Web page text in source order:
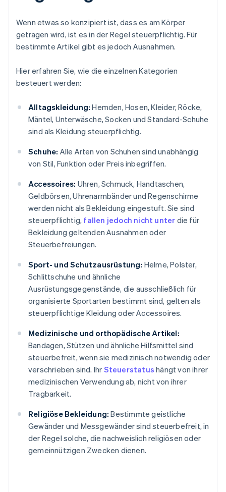
Wenn etwas so konzipiert ist, dass es am Körper
getragen wird, ist es in der Regel steuerpflichtig. Für
bestimmte Artikel gibt es jedoch Ausnahmen.
Hier erfahren Sie, wie die einzelnen Kategorien
besteuert werden:
Alltagskleidung: Hemden, Hosen, Kleider, Röcke,
Mäntel, Unterwäsche, Socken und Standard-Schuhe
sind als Kleidung steuerpflichtig.
Schuhe: Alle Arten von Schuhen sind unabhängig
von Stil, Funktion oder Preis inbegriffen.
Accessoires: Uhren, Schmuck, Handtaschen,
Geldbörsen, Uhrenarmbänder und Regenschirme
werden nicht als Bekleidung eingestuft. Sie sind
steuerpflichtig, fallen jedoch nicht unter die für
Bekleidung geltenden Ausnahmen oder
Steuerbefreiungen.
Sport- und Schutzausrüstung: Helme, Polster,
Schlittschuhe und ähnliche
Ausrüstungsgegenstände, die ausschließlich für
organisierte Sportarten bestimmt sind, gelten als
steuerpflichtige Kleidung oder Accessoires.
Medizinische und orthopädische Artikel:
Bandagen, Stützen und ähnliche Hilfsmittel sind
steuerbefreit, wenn sie medizinisch notwendig oder
verschrieben sind. Ihr Steuerstatus hängt von ihrer
medizinischen Verwendung ab, nicht von ihrer
Tragbarkeit.
Religiöse Bekleidung: Bestimmte geistliche
Gewänder und Messgewänder sind steuerbefreit, in
der Regel solche, die nachweislich religiösen oder
gemeinnützigen Zwecken dienen.